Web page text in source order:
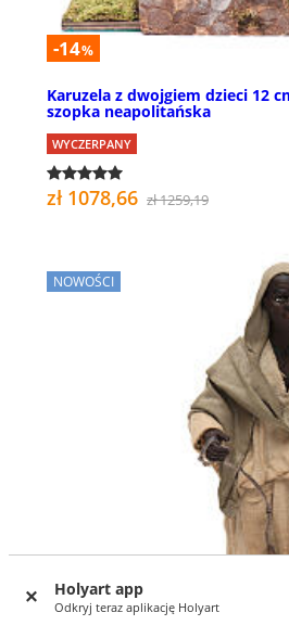
Holyart app
Odkryj teraz aplikację Holyart
-14%
Karuzela z dwojgiem dzieci 12
szopka neapolitańska
WYCZERPANY
zł 1078,66 zł 1259,19
NOWOŚCI